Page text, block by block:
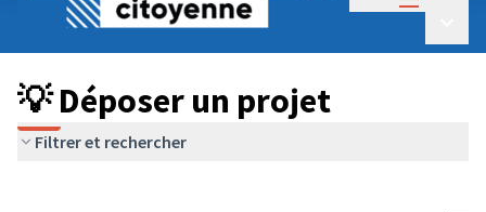
Budget Participatif ADULTE 2024
💡 Déposer un projet
💡 Déposer un projet
Filtrer et rechercher